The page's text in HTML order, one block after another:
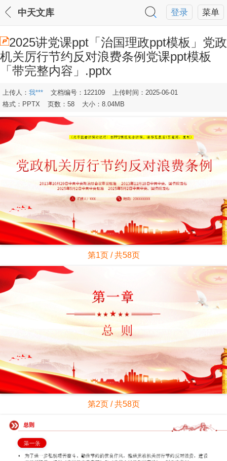
菜单
登录
中天文库
2025讲党课ppt「治国理政ppt模板」党政
机关厉行节约反对浪费条例党课ppt模板
「带完整内容」.pptx
上传人： 我*** 文档编号：122109
上传时间：2025-06-01
格式：PPTX
页数：58 大小：8.04MB
第1页 / 共58页
第2页 / 共58页